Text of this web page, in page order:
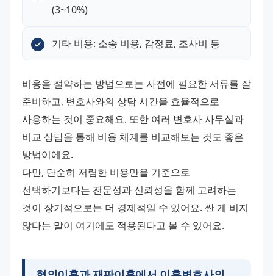
(3~10%)
기타 비용: 소송 비용, 감정료, 조사비 등
비용을 절약하는 방법으로는 사전에 필요한 서류를 잘
준비하고, 변호사와의 상담 시간을 효율적으로
사용하는 것이 중요해요. 또한 여러 변호사 사무실과
비교 상담을 통해 비용 체계를 비교해보는 것도 좋은
방법이에요.
다만, 단순히 저렴한 비용만을 기준으로
선택하기보다는 전문성과 신뢰성을 함께 고려하는
것이 장기적으로는 더 경제적일 수 있어요. 싼 게 비지
않다는 말이 여기에도 적용된다고 볼 수 있어요.